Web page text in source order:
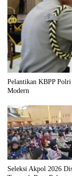
Pelantikan KBPP
Modern
Seleksi Akpol 2026